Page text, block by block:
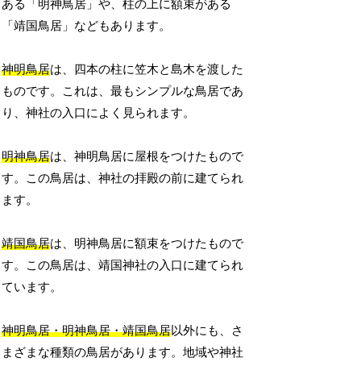
ある「明神鳥居」や、柱の上に額束がある
「靖国鳥居」などもあります。
神明鳥居は、四本の柱に笠木と島木を渡した
ものです。これは、最もシンプルな鳥居であ
り、神社の入口によく見られます。
明神鳥居は、神明鳥居に屋根をつけたもので
す。この鳥居は、神社の拝殿の前に建てられ
ます。
靖国鳥居は、明神鳥居に額束をつけたもので
す。この鳥居は、靖国神社の入口に建てられ
ています。
神明鳥居・明神鳥居・靖国鳥居以外にも、さ
まざまな種類の鳥居があります。地域や神社